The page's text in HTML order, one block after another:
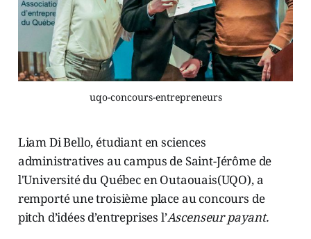
uqo-concours-entrepreneurs
Liam Di Bello, étudiant en sciences
administratives au campus de Saint-Jérôme de
l'Université du Québec en Outaouais(UQO), a
remporté une troisième place au concours de
pitch d’idées d’entreprises l’Ascenseur payant.